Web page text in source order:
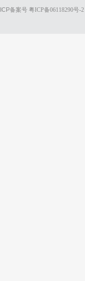
ICP备案号 粤ICP备06118290号-2